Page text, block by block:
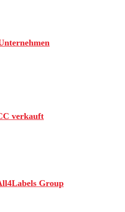
verkauft
Group